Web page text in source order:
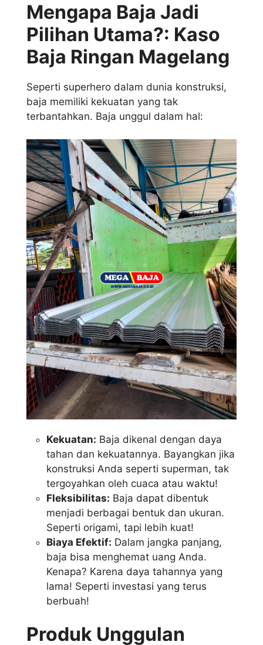
Mengapa Baja Jadi
Pilihan Utama?: Kaso
Baja Ringan Magelang
Seperti superhero dalam dunia konstruksi,
baja memiliki kekuatan yang tak
terbantahkan. Baja unggul dalam hal:
Kekuatan: Baja dikenal dengan daya
tahan dan kekuatannya. Bayangkan jika
konstruksi Anda seperti superman, tak
tergoyahkan oleh cuaca atau waktu!
Fleksibilitas: Baja dapat dibentuk
menjadi berbagai bentuk dan ukuran.
Seperti origami, tapi lebih kuat!
Biaya Efektif: Dalam jangka panjang,
baja bisa menghemat uang Anda.
Kenapa? Karena daya tahannya yang
lama! Seperti investasi yang terus
berbuah!
Produk Unggulan